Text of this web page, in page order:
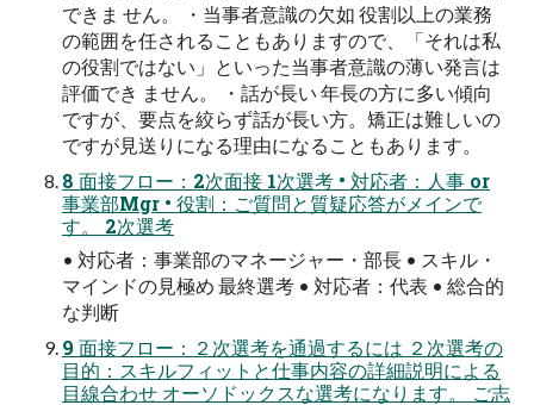
できま せん。 ・当事者意識の欠如 役割以上の業務
の範囲を任されることもありますので、「それは私
の役割ではない」といった当事者意識の薄い発言は
評価でき ません。 ・話が長い 年長の方に多い傾向
ですが、要点を絞らず話が長い方。矯正は難しいの
ですが見送りになる理由になることもあります。
8 面接フロー：2次面接 1次選考 • 対応者：人事 or
事業部Mgr • 役割：ご質問と質疑応答がメインで
す。 2次選考
• 対応者：事業部のマネージャー・部長 • スキル・
マインドの見極め 最終選考 • 対応者：代表 • 総合的
な判断
9 面接フロー：２次選考を通過するには ２次選考の
目的：スキルフィットと仕事内容の詳細説明による
目線合わせ オーソドックスな選考になります。 ご志